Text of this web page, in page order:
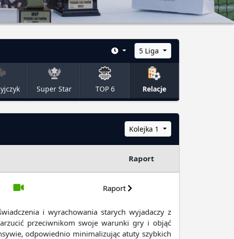
5 Liga
Super Star TOP 6 Relacje
Kolejka 1
Raport
Raport
i wyrachowania starych wyjadaczy z
przeciwnikom swoje warunki gry i objąć
odpowiednio minimalizując atuty szybkich